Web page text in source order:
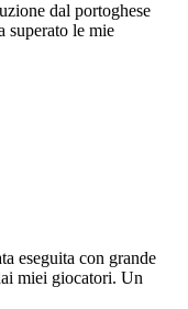
dal portoghese
superato le mie
eseguita con grande
miei giocatori. Un